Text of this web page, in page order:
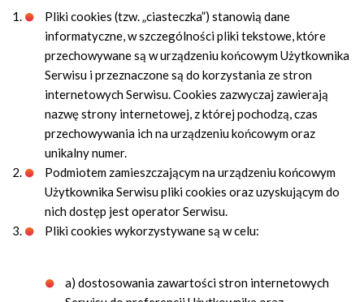
Pliki cookies (tzw. „ciasteczka”) stanowią dane
informatyczne, w szczególności pliki tekstowe, które
przechowywane są w urządzeniu końcowym Użytkownika
Serwisu i przeznaczone są do korzystania ze stron
internetowych Serwisu. Cookies zazwyczaj zawierają
nazwę strony internetowej, z której pochodzą, czas
przechowywania ich na urządzeniu końcowym oraz
unikalny numer.
Podmiotem zamieszczającym na urządzeniu końcowym
Użytkownika Serwisu pliki cookies oraz uzyskującym do
nich dostęp jest operator Serwisu.
Pliki cookies wykorzystywane są w celu:
a) dostosowania zawartości stron internetowych